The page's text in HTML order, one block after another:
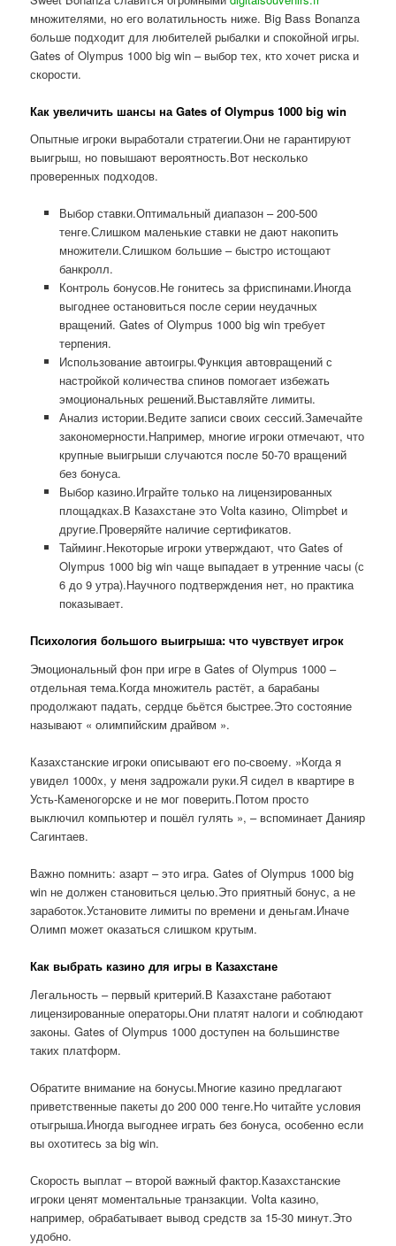
множителями, но его волатильность ниже. Big Bass Bonanza
больше подходит для любителей рыбалки и спокойной игры.
Gates of Olympus 1000 big win – выбор тех, кто хочет риска и
скорости.
Как увеличить шансы на Gates of Olympus 1000 big win
Опытные игроки выработали стратегии.Они не гарантируют
выигрыш, но повышают вероятность.Вот несколько
проверенных подходов.
Выбор ставки.Оптимальный диапазон – 200-500
тенге.Слишком маленькие ставки не дают накопить
множители.Слишком большие – быстро истощают
банкролл.
Контроль бонусов.Не гонитесь за фриспинами.Иногда
выгоднее остановиться после серии неудачных
вращений. Gates of Olympus 1000 big win требует
терпения.
Использование автоигры.Функция автовращений с
настройкой количества спинов помогает избежать
эмоциональных решений.Выставляйте лимиты.
Анализ истории.Ведите записи своих сессий.Замечайте
закономерности.Например, многие игроки отмечают, что
крупные выигрыши случаются после 50-70 вращений
без бонуса.
Выбор казино.Играйте только на лицензированных
площадках.В Казахстане это Volta казино, Olimpbet и
другие.Проверяйте наличие сертификатов.
Тайминг.Некоторые игроки утверждают, что Gates of
Olympus 1000 big win чаще выпадает в утренние часы (с
6 до 9 утра).Научного подтверждения нет, но практика
показывает.
Психология большого выигрыша: что чувствует игрок
Эмоциональный фон при игре в Gates of Olympus 1000 –
отдельная тема.Когда множитель растёт, а барабаны
продолжают падать, сердце бьётся быстрее.Это состояние
называют « олимпийским драйвом ».
Казахстанские игроки описывают его по-своему. »Когда я
увидел 1000x, у меня задрожали руки.Я сидел в квартире в
Усть-Каменогорске и не мог поверить.Потом просто
выключил компьютер и пошёл гулять », – вспоминает Данияр
Сагинтаев.
Важно помнить: азарт – это игра. Gates of Olympus 1000 big
win не должен становиться целью.Это приятный бонус, а не
заработок.Установите лимиты по времени и деньгам.Иначе
Олимп может оказаться слишком крутым.
Как выбрать казино для игры в Казахстане
Легальность – первый критерий.В Казахстане работают
лицензированные операторы.Они платят налоги и соблюдают
законы. Gates of Olympus 1000 доступен на большинстве
таких платформ.
Обратите внимание на бонусы.Многие казино предлагают
приветственные пакеты до 200 000 тенге.Но читайте условия
отыгрыша.Иногда выгоднее играть без бонуса, особенно если
вы охотитесь за big win.
Скорость выплат – второй важный фактор.Казахстанские
игроки ценят моментальные транзакции. Volta казино,
например, обрабатывает вывод средств за 15-30 минут.Это
удобно.